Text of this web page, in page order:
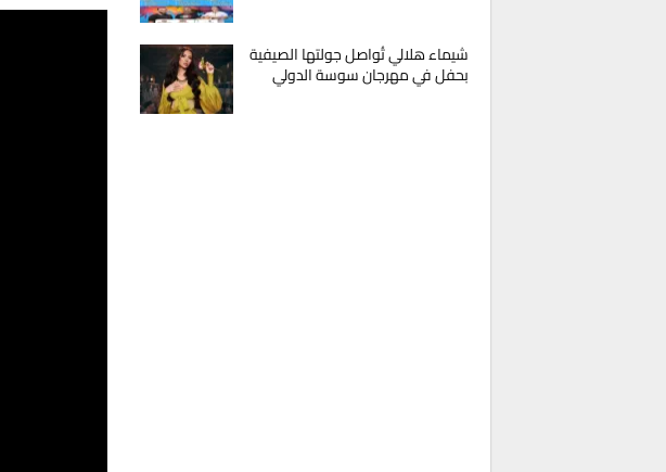
شيماء هلالي تُواصل جولتها الصيفية
بحفل في مهرجان سوسة الدولي